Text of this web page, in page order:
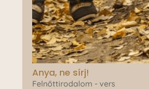
Anya, ne sírj!
Felnőttirodalom - vers